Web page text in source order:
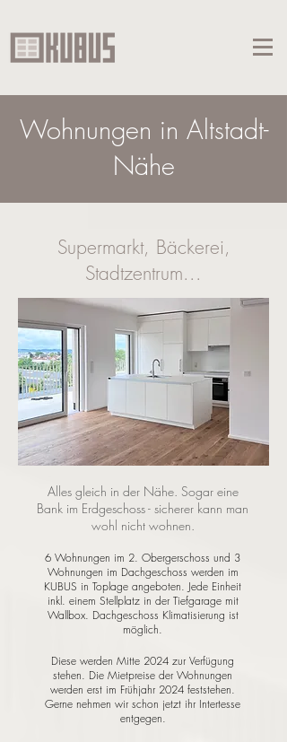
Wohnungen in Altstadt-
Nähe
Supermarkt, Bäckerei,
Stadtzentrum...
Alles gleich in der Nähe. Sogar eine
Bank im Erdgeschoss - sicherer kann man
wohl nicht wohnen.
6 Wohnungen im 2. Obergerschoss und 3
Wohnungen im Dachgeschoss werden im
KUBUS in Toplage angeboten. Jede Einheit
inkl. einem Stellplatz in der Tiefgarage mit
Wallbox. Dachgeschoss Klimatisierung ist
möglich.
Diese werden Mitte 2024 zur Verfügung
stehen. Die Mietpreise der Wohnungen
werden erst im Frühjahr 2024 feststehen.
Gerne nehmen wir schon jetzt ihr Intertesse
entgegen.